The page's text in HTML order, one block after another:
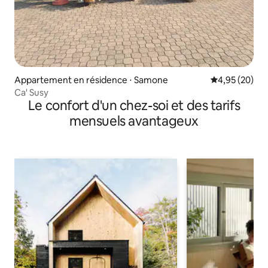
Appartement en résidence ⋅ Samone Évaluation
4,95 (20)
Ca' Susy
Le confort d'un chez-soi et des tarifs
mensuels avantageux